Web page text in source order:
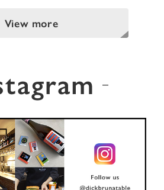
View more